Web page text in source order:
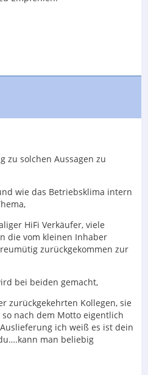
zu solchen Aussagen zu
wie das Betriebsklima intern
HiFi Verkäufer, viele
die vom kleinen Inhaber
zurückgekommen zur
bei beiden gemacht,
zurückgekehrten Kollegen, sie
nach dem Motto eigentlich
ich weiß es ist dein
man beliebig